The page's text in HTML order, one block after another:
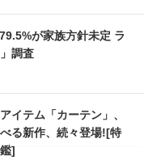
が家族方針未定 ラ
調査
イテム「カーテン」、
る新作、続々登場![特
]